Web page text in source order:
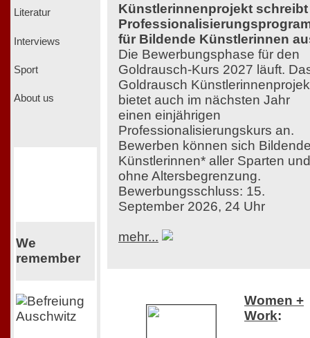
Literatur
Interviews
Sport
About us
We
remember
Künstlerinnenprojekt schreibt
für Bildende Künstlerinnen
Die Bewerbungsphase für den
Goldrausch-Kurs 2027 läuft.
Goldrausch
bietet auch im nächsten Jahr
einen einjährigen
Professionalisierungskurs an.
Bewerben können sich
Künstlerinnen* aller Sparten und
ohne Altersbegrenzung.
Bewerbungsschluss: 15.
September 2026, 24 Uhr
mehr...
Women +
Work: